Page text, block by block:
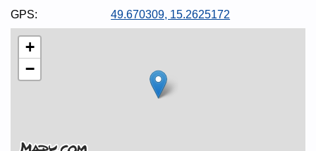
GPS: 49.670309, 15.2625172
+
−